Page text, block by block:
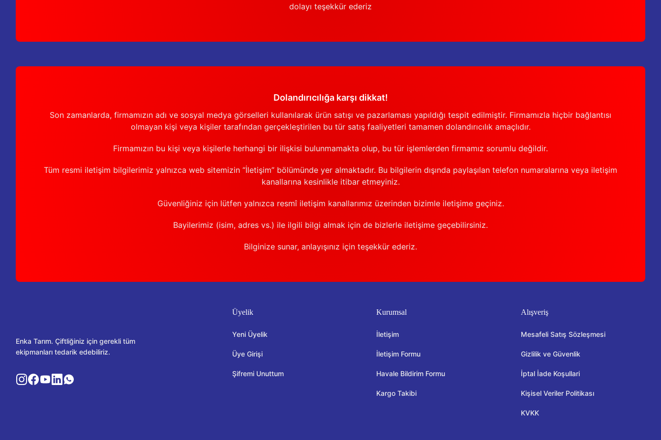
dolayı teşekkür ederiz
Dolandırıcılığa karşı dikkat!
Son zamanlarda, firmamızın adı ve sosyal medya görselleri kullanılarak ürün satışı ve pazarlaması yapıldığı tespit edilmiştir. Firmamızla hiçbir bağlantısı
olmayan kişi veya kişiler tarafından gerçekleştirilen bu tür satış faaliyetleri tamamen dolandırıcılık amaçlıdır.
Firmamızın bu kişi veya kişilerle herhangi bir ilişkisi bulunmamakta olup, bu tür işlemlerden firmamız sorumlu değildir.
Tüm resmi iletişim bilgilerimiz yalnızca web sitemizin “İletişim” bölümünde yer almaktadır. Bu bilgilerin dışında paylaşılan telefon numaralarına veya iletişim
kanallarına kesinlikle itibar etmeyiniz.
Güvenliğiniz için lütfen yalnızca resmî iletişim kanallarımız üzerinden bizimle iletişime geçiniz.
Bayilerimiz (isim, adres vs.) ile ilgili bilgi almak için de bizlerle iletişime geçebilirsiniz.
Bilginize sunar, anlayışınız için teşekkür ederiz.
Enka Tarım. Çiftliğiniz için gerekli tüm
ekipmanları tedarik edebiliriz.
Üyelik
Yeni Üyelik
Üye Girişi
Şifremi Unuttum
Kurumsal
İletişim
İletişim Formu
Havale Bildirim Formu
Kargo Takibi
Alışveriş
Mesafeli Satış Sözleşmesi
Gizlilik ve Güvenlik
İptal İade Koşullari
Kişisel Veriler Politikası
KVKK